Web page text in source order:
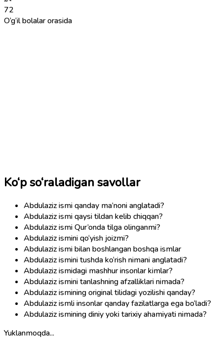
72
O‘g‘il bolalar orasida
Ko‘p so‘raladigan savollar
Abdulaziz ismi qanday ma’noni anglatadi?
Abdulaziz ismi qaysi tildan kelib chiqqan?
Abdulaziz ismi Qur’onda tilga olinganmi?
Abdulaziz ismini qo‘yish joizmi?
Abdulaziz ismi bilan boshlangan boshqa ismlar
Abdulaziz ismini tushda ko‘rish nimani anglatadi?
Abdulaziz ismidagi mashhur insonlar kimlar?
Abdulaziz ismini tanlashning afzalliklari nimada?
Abdulaziz ismining original tilidagi yozilishi qanday?
Abdulaziz ismli insonlar qanday fazilatlarga ega bo‘ladi?
Abdulaziz ismining diniy yoki tarixiy ahamiyati nimada?
Yuklanmoqda...